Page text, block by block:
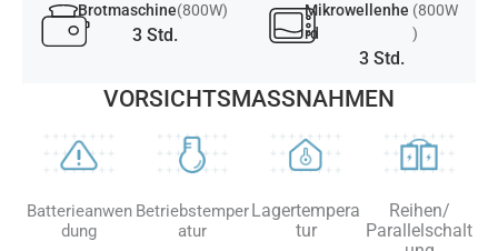
Brotmaschine(800W)
3 Std.
Mikrowellenhe
rd
(800W
)
3 Std.
VORSICHTSMASSNAHMEN
Batterieanwen
dung
Betriebstemper
atur
Lagertempera
tur
Reihen/
Parallelschalt